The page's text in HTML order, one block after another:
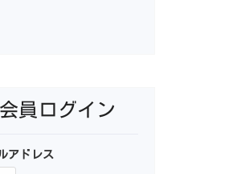
員ログイン
アドレス